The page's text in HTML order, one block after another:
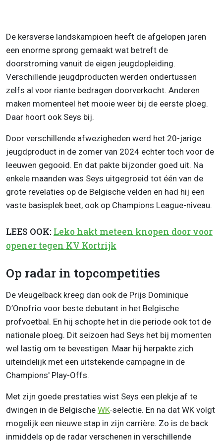
De kersverse landskampioen heeft de afgelopen jaren
een enorme sprong gemaakt wat betreft de
doorstroming vanuit de eigen jeugdopleiding.
Verschillende jeugdproducten werden ondertussen
zelfs al voor riante bedragen doorverkocht. Anderen
maken momenteel het mooie weer bij de eerste ploeg.
Daar hoort ook Seys bij.
Door verschillende afwezigheden werd het 20-jarige
jeugdproduct in de zomer van 2024 echter toch voor de
leeuwen gegooid. En dat pakte bijzonder goed uit. Na
enkele maanden was Seys uitgegroeid tot één van de
grote revelaties op de Belgische velden en had hij een
vaste basisplek beet, ook op Champions League-niveau.
LEES OOK: Leko hakt meteen knopen door voor
opener tegen KV Kortrijk
Op radar in topcompetities
De vleugelback kreeg dan ook de Prijs Dominique
D’Onofrio voor beste debutant in het Belgische
profvoetbal. En hij schopte het in die periode ook tot de
nationale ploeg. Dit seizoen had Seys het bij momenten
wel lastig om te bevestigen. Maar hij herpakte zich
uiteindelijk met een uitstekende campagne in de
Champions' Play-Offs.
Met zijn goede prestaties wist Seys een plekje af te
dwingen in de Belgische WK-selectie. En na dat WK volgt
mogelijk een nieuwe stap in zijn carrière. Zo is de back
inmiddels op de radar verschenen in verschillende